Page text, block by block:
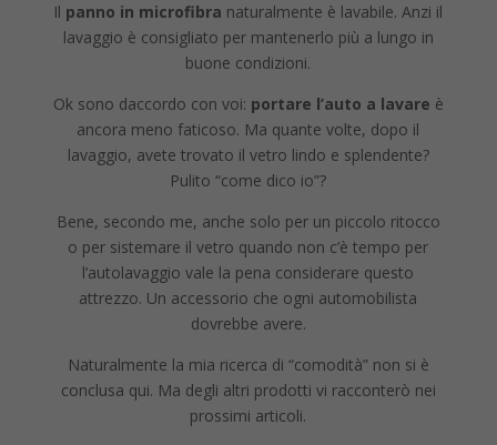
Il panno in microfibra naturalmente è lavabile. Anzi il
lavaggio è consigliato per mantenerlo più a lungo in
buone condizioni.
Ok sono daccordo con voi: portare l’auto a lavare è
ancora meno faticoso. Ma quante volte, dopo il
lavaggio, avete trovato il vetro lindo e splendente?
Pulito “come dico io”?
Bene, secondo me, anche solo per un piccolo ritocco
o per sistemare il vetro quando non c’è tempo per
l’autolavaggio vale la pena considerare questo
attrezzo. Un accessorio che ogni automobilista
dovrebbe avere.
Naturalmente la mia ricerca di “comodità” non si è
conclusa qui. Ma degli altri prodotti vi racconterò nei
prossimi articoli.